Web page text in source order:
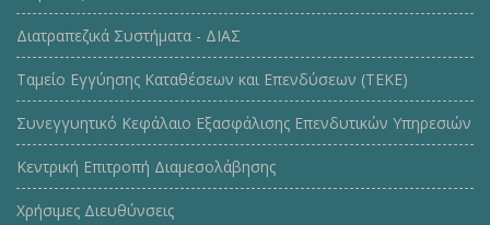
Διατραπεζικά Συστήματα - ΔΙΑΣ
Ταμείο Εγγύησης Καταθέσεων και Επενδύσεων (ΤΕΚE)
Συνεγγυητικό Κεφάλαιο Εξασφάλισης Επενδυτικών Υπηρεσιών
Κεντρική Επιτροπή Διαμεσολάβησης
Χρήσιμες Διευθύνσεις